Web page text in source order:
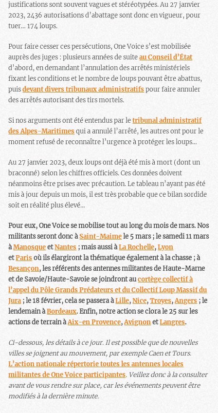
justifications sont souvent vagues et stéréotypées. Au 27 janvier
2023, 2436 autorisations d’abattage sont donc en vigueur, pour
tuer… 174 loups.
Pour faire cesser ces persécutions, One Voice s’est mobilisée
auprès des juges : plusieurs années de suiteau Conseil d’État
d’abord, en demandant l’annulation des arrêtés ministériels
fixant les conditions et le nombre de loups pouvant être abattus,
puisdevant divers tribunaux administratifspour faire annuler
des arrêtés autorisant des tirs mortels.
Si nos arguments ont été entendus par letribunal administratif
des Alpes-Maritimesqui a annulé l’arrêté, les autres ont pour le
moment refusé de reconnaître l’urgence à protéger les loups…
Au 27 janvier 2023, deux loups ont déjà été mis à mort (dont un
braconné) selon les chiffres officiels. Ces données doivent
néanmoins être prises avec précaution. Le tableau n’ayant pas été
mis à jour depuis un mois, il est très probable que ce bilan sordide
soit en réalité plus élevé…
Pour eux, One Voice se mobilise tout au long du mois de mars. Nos
militants seront donc àSaint-Maimele 5 mars ; le samedi 11 mars
àManosqueetNantes ; mais aussi àLa Rochelle,Lyon
etParisoù ils élargiront la thématique également à la chasse ; à
Besançon, les référents des antennes militantes de Haute-Marne
et de Savoie/Haute-Savoie se joindront aucortège collectif à
l’appel du Pôle Grands Prédateurs et du Collectif Loup Massif du
Jura; le 18 février, cela se passera àLille,Nice,Troyes,Angers ; le
lendemain àBordeaux. Enfin, notre action se clora le 25 sur les
actions de terrain àAix-en Provence,AvignonetLangres.
Ci-dessous, les détails à ce jour. Il est possible que de nouvelles
villes se joignent au mouvement, par exemple Caen et Tours.
L’action nationale répertorie toutes les antennes locales
militantes de One Voice participantes. Veillez donc à la consulter
avant de vous rendre sur place, car les événements peuvent être
modifiés à la dernière minute.